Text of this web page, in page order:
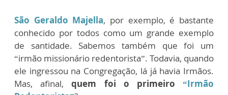
São Geraldo Majella, por exemplo, é bastante
conhecido por todos como um grande exemplo
de santidade. Sabemos também que foi um
“irmão missionário redentorista”. Todavia, quando
ele ingressou na Congregação, lá já havia Irmãos.
Mas, afinal,quem foi o primeiro“Irmão